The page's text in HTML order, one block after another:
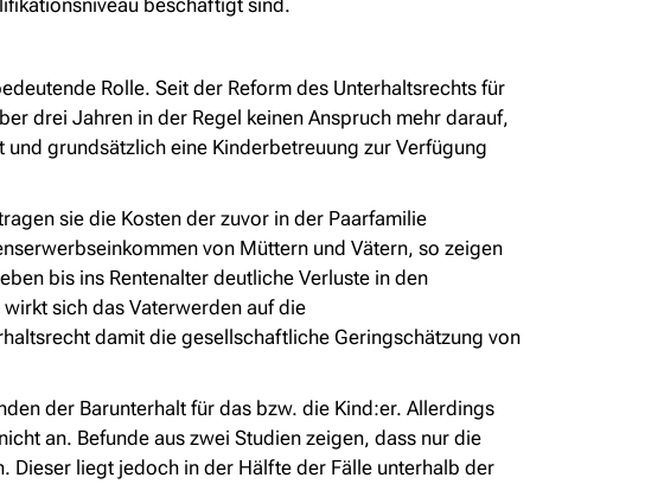
beschäftigt sind.
Rolle. Seit der Reform des Unterhaltsrechts für
drei Jahren in der Regel keinen Anspruch mehr darauf,
grundsätzlich eine Kinderbetreuung zur Verfügung
sie die Kosten der zuvor in der Paarfamilie
von Müttern und Vätern, so zeigen
bis ins Rentenalter deutliche Verluste in den
sich das Vaterwerden auf die
damit die gesellschaftliche Geringschätzung von
der Barunterhalt für das bzw. die Kind:er. Allerdings
an. Befunde aus zwei Studien zeigen, dass nur die
Dieser liegt jedoch in der Hälfte der Fälle unterhalb der